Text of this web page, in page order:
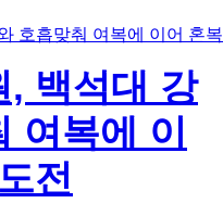
, 백석대 강
여복에 이
전